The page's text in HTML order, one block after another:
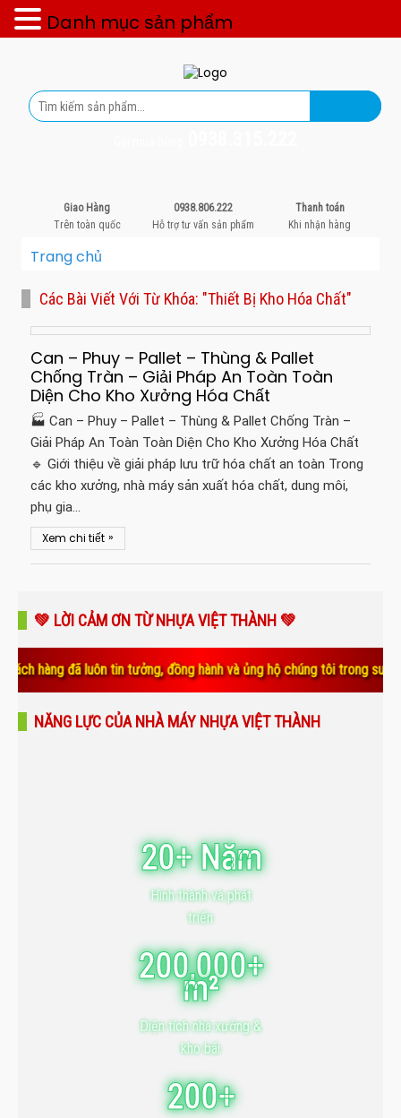
Giao Hàng
Trên toàn quốc
0938.806.222
Hỗ trợ tư vấn sản phẩm
Thanh toán
Khi nhận hàng
Trang chủ
Các Bài Viết Với Từ Khóa: "thiết Bị Kho Hóa Chất"
Can – Phuy – Pallet – Thùng & Pallet
Chống Tràn – Giải Pháp An Toàn Toàn
Diện Cho Kho Xưởng Hóa Chất
🏭 Can – Phuy – Pallet – Thùng & Pallet Chống Tràn –
Giải Pháp An Toàn Toàn Diện Cho Kho Xưởng Hóa Chất
🔹 Giới thiệu về giải pháp lưu trữ hóa chất an toàn Trong
các kho xưởng, nhà máy sản xuất hóa chất, dung môi,
phụ gia…
Xem chi tiết »
💚 LỜI CẢM ƠN TỪ NHỰA VIỆT THÀNH 💚
tin tưởng, đồng hành và ủng hộ chúng tôi trong suốt thời gian
NĂNG LỰC CỦA NHÀ MÁY NHỰA VIỆT THÀNH
20+ Năm
Hình thành và phát
triển
200,000+
m²
Diện tích nhà xưởng &
kho bãi
200+
Danh mục sản phẩm